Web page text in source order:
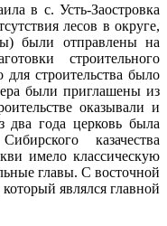
в с. Усть-Заостровка
лесов в округе,
были отправлены на
строительного
строительства было
были приглашены из
оказывали и
два года церковь была
казачества
имело классическую
главы. С восточной
являлся главной